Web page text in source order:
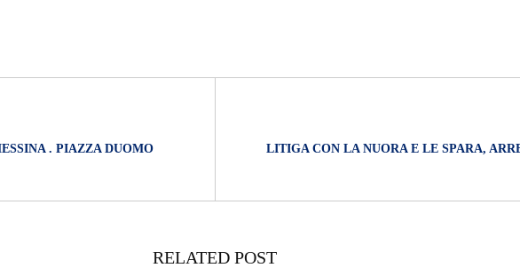
O
. PIAZZA DUOMO
LITIGA CON LA NUORA E LE SPARA,
RELATED POST